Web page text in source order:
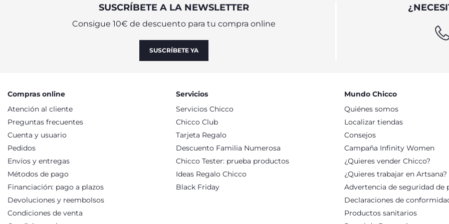
BOLSOS, NECESER Y CONJUNTO DE VIAJE
Los juegos de baño para bebés están disponibles en diferentes formatos, para uso doméstico y de viaje. Con su elegante
cara a la limpieza e higiene de los bebés. Los sets de regalo también son muy especiales, útiles y adecuados para las mamás,
kits de viaje son sin duda la solución ideal: un estuche con cremallera equipado con los limpiadores más clásicos de Chicco,
SUSCRÍBETE A LA NEWSLETTER
Consigue 10€ de descuento para tu compra online
SUSCRÍBETE YA
Compras online
Atención al cliente
Preguntas frecuentes
Cuenta y usuario
Pedidos
Envíos y entregas
Métodos de pago
Financiación: pago a plazos
Devoluciones y reembolsos
Condiciones de venta
Servicios
Servicios Chicco
Chicco Club
Tarjeta Regalo
Descuento Familia Numerosa
Chicco Tester: prueba productos
Ideas Regalo Chicco
Black Friday
Mundo Chicco
Quiénes somos
Localizar tiendas
Consejos
Campaña Infinity Women
¿Quieres vender Chicco?
¿Quieres trabajar en Artsana?
Advertencia de seguridad de
Declaraciones de
Productos sanitarios